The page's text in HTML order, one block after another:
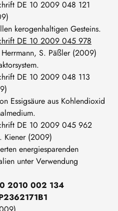
DE 10 2009 048 121
kerogenhaltigen Gesteins.
DE 10 2009 045 978
S. Päßler (2009)
DE 10 2009 048 113
Essigsäure aus Kohlendioxid
DE 10 2009 045 962
Kiener (2009)
energiesparenden
unter Verwendung
2010 002 134